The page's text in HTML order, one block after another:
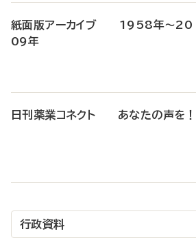
紙面版アーカイブ 1958年～20
09年
日刊薬業コネクト あなたの声を！
行政資料